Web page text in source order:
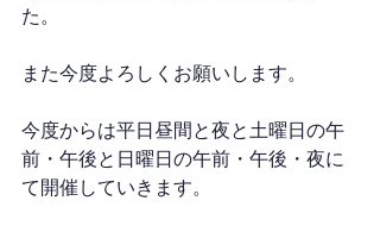
た。
また今度よろしくお願いします。
今度からは平日昼間と夜と土曜日の午
前・午後と日曜日の午前・午後・夜に
て開催していきます。